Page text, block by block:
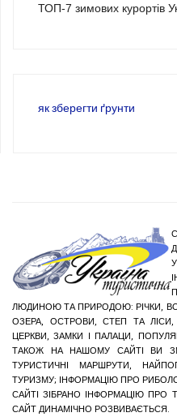
ТОП-7 зимових курортів
як зберегти ґрунти
ЛЮДИНОЮ ТА ПРИРОДОЮ: РІЧКИ,
ОЗЕРА, ОСТРОВИ, СТЕП ТА
ЦЕРКВИ, ЗАМКИ І ПАЛАЦИ,
ТАКОЖ НА НАШОМУ САЙТІ ВИ
ТУРИСТИЧНІ МАРШРУТИ,
ТУРИЗМУ; ІНФОРМАЦІЮ ПРО
САЙТІ ЗІБРАНО ІНФОРМАЦІЮ ПРО
САЙТ ДИНАМІЧНО РОЗВИВАЄТЬСЯ.